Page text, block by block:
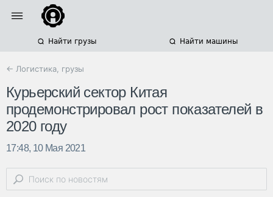
Найти грузы Найти машины
← Логистика, грузы
Курьерский сектор Китая
продемонстрировал рост показателей в
2020 году
17:48, 10 Мая 2021